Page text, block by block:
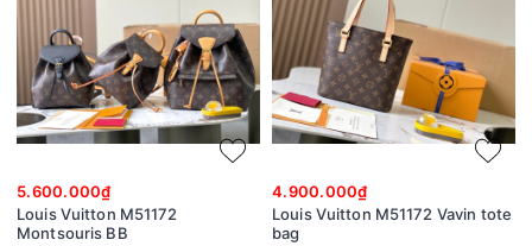
5.600.000₫
Louis Vuitton M51172
Montsouris BB
4.900.000₫
Louis Vuitton M51172 Vavin tote
bag